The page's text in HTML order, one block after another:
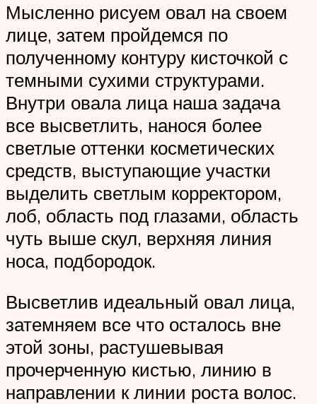
Мысленно рисуем овал на своем
лице, затем пройдемся по
полученному контуру кисточкой с
темными сухими структурами.
Внутри овала лица наша задача
все высветлить, нанося более
светлые оттенки косметических
средств, выступающие участки
выделить светлым корректором,
лоб, область под глазами, область
чуть выше скул, верхняя линия
носа, подбородок.
Высветлив идеальный овал лица,
затемняем все что осталось вне
этой зоны, растушевывая
прочерченную кистью, линию в
направлении к линии роста волос.